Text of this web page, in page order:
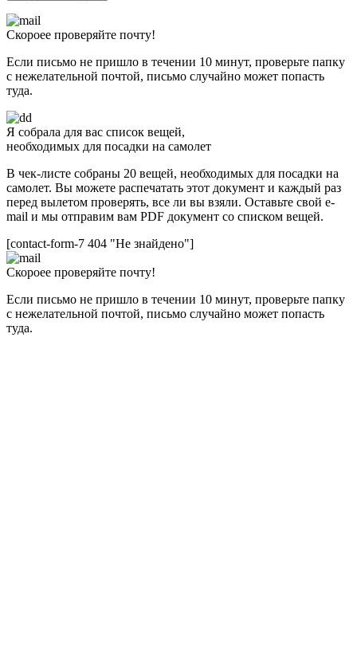
Скороее проверяйте почту!
Если письмо не пришло в течении 10 минут, проверьте папку
с нежелательной почтой, письмо случайно может попасть
туда.
Я собрала для вас список вещей,
необходимых для посадки на самолет
В чек-листе собраны 20 вещей, необходимых для посадки на
самолет. Вы можете распечатать этот документ и каждый раз
перед вылетом проверять, все ли вы взяли. Оставьте свой e-
mail и мы отправим вам PDF документ со списком вещей.
[contact-form-7 404 "Не знайдено"]
Скороее проверяйте почту!
Если письмо не пришло в течении 10 минут, проверьте папку
с нежелательной почтой, письмо случайно может попасть
туда.